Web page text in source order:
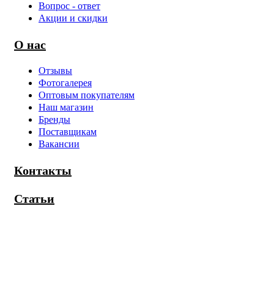
Вопрос - ответ
Акции и скидки
О нас
Отзывы
Фотогалерея
Оптовым покупателям
Наш магазин
Бренды
Поставщикам
Вакансии
Контакты
Статьи